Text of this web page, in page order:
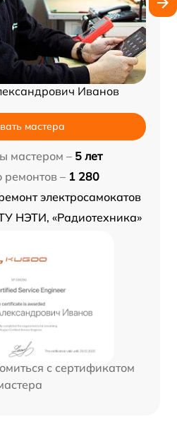
Иванов
мастера
мастером – 5 лет
– 1 280
электросамокатов
НЭТИ, «Радиотехника»
с сертификатом